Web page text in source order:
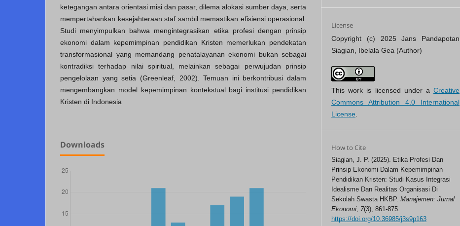
ketegangan antara orientasi misi dan pasar, dilema alokasi sumber daya, serta
mempertahankan kesejahteraan staf sambil memastikan efisiensi operasional.
Studi menyimpulkan bahwa mengintegrasikan etika profesi dengan prinsip
ekonomi dalam kepemimpinan pendidikan Kristen memerlukan pendekatan
transformasional yang memandang penatalayanan ekonomi bukan sebagai
kontradiksi terhadap nilai spiritual, melainkan sebagai perwujudan prinsip
pengelolaan yang setia (Greenleaf, 2002). Temuan ini berkontribusi dalam
mengembangkan model kepemimpinan kontekstual bagi institusi pendidikan
Kristen di Indonesia
Downloads
License
Copyright (c) 2025 Jans Pandapotan
Siagian, Ibelala Gea (Author)
This work is licensed under a Creative
Commons Attribution 4.0 International
License
How to Cite
Siagian, J. P. (2025). Etika Profesi Dan
Prinsip Ekonomi Dalam Kepemimpinan
Pendidikan Kristen: Studi Kasus Integrasi
Idealisme Dan Realitas Organisasi Di
Sekolah Swasta HKBP.Manajemen: Jurnal
Ekonomi 7(3), 861-875.
https://doi.org/10.36985/j3s9p163